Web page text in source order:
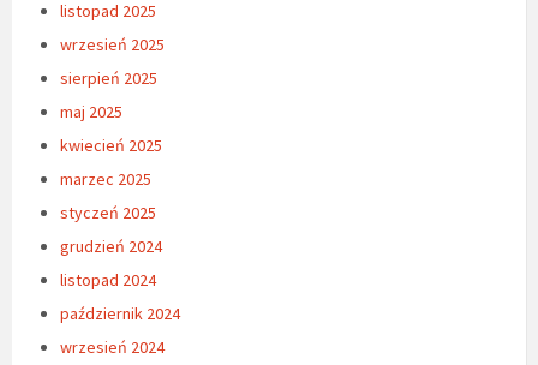
listopad 2025
wrzesień 2025
sierpień 2025
maj 2025
kwiecień 2025
marzec 2025
styczeń 2025
grudzień 2024
listopad 2024
październik 2024
wrzesień 2024